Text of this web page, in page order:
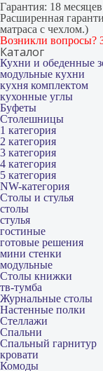
Гарантия: 18 месяцев
Расширенная
матраса с чехлом.)
Возникли вопросы?
Каталог
Кухни и обеденные
модульные кухни
кухня комплектом
кухонные углы
Буфеты
Столешницы
1 категория
2 категория
3 категория
4 категория
5 категория
NW-категория
Столы и стулья
столы
стулья
гостиные
готовые решения
мини стенки
модульные
Столы книжки
тв-тумба
Журнальные столы
Настенные полки
Стеллажи
Спальни
Спальный гарнитур
кровати
Комоды